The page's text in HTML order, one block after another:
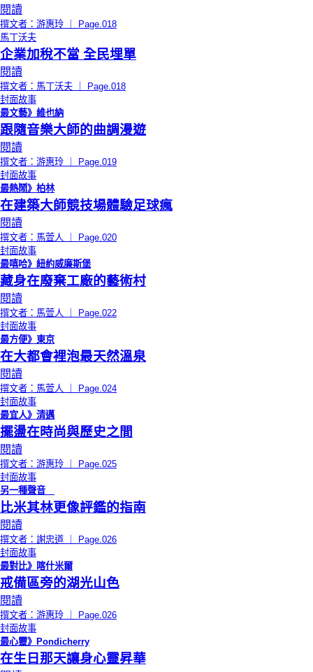
閱讀
撰文者：游惠玲 ｜ Page.018
馬丁沃夫
企業加稅不當 全民埋單
閱讀
撰文者：馬丁沃夫 ｜ Page.018
封面故事
最文藝》維也納
跟隨音樂大師的曲調漫遊
閱讀
撰文者：游惠玲 ｜ Page.019
封面故事
最熱鬧》柏林
在建築大師競技場體驗足球瘋
閱讀
撰文者：馬萱人 ｜ Page.020
封面故事
最嘻哈》紐約威廉斯堡
藏身在廢棄工廠的藝術村
閱讀
撰文者：馬萱人 ｜ Page.022
封面故事
最方便》東京
在大都會裡泡最天然溫泉
閱讀
撰文者：馬萱人 ｜ Page.024
封面故事
最宜人》清邁
擺盪在時尚與歷史之間
閱讀
撰文者：游惠玲 ｜ Page.025
封面故事
另一種聲音
比米其林更像評鑑的指南
閱讀
撰文者：謝忠道 ｜ Page.026
封面故事
最對比》喀什米爾
戒備區旁的湖光山色
閱讀
撰文者：游惠玲 ｜ Page.026
封面故事
最心靈》Pondicherry
在生日那天讓身心靈昇華